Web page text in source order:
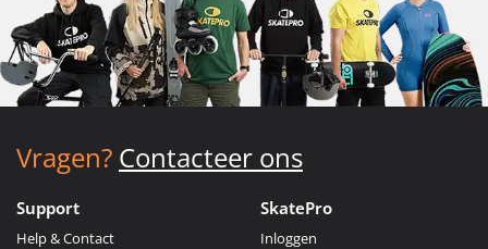
Vragen? Contacteer ons
Support
Help & Contact
SkatePro
Inloggen